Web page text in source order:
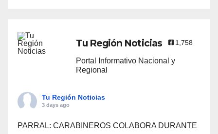
Tu Región Noticias 1,758
Portal Informativo Nacional y
Regional
Tu Región Noticias
3 days ago
PARRAL: CARABINEROS COLABORA DURANTE